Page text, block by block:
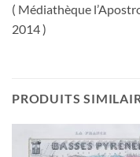
( Médiathèque
2014 )
PRODUITS